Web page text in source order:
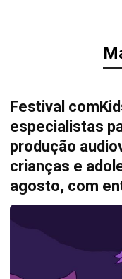
Festival
especialistas
produção
crianças e
agosto, com